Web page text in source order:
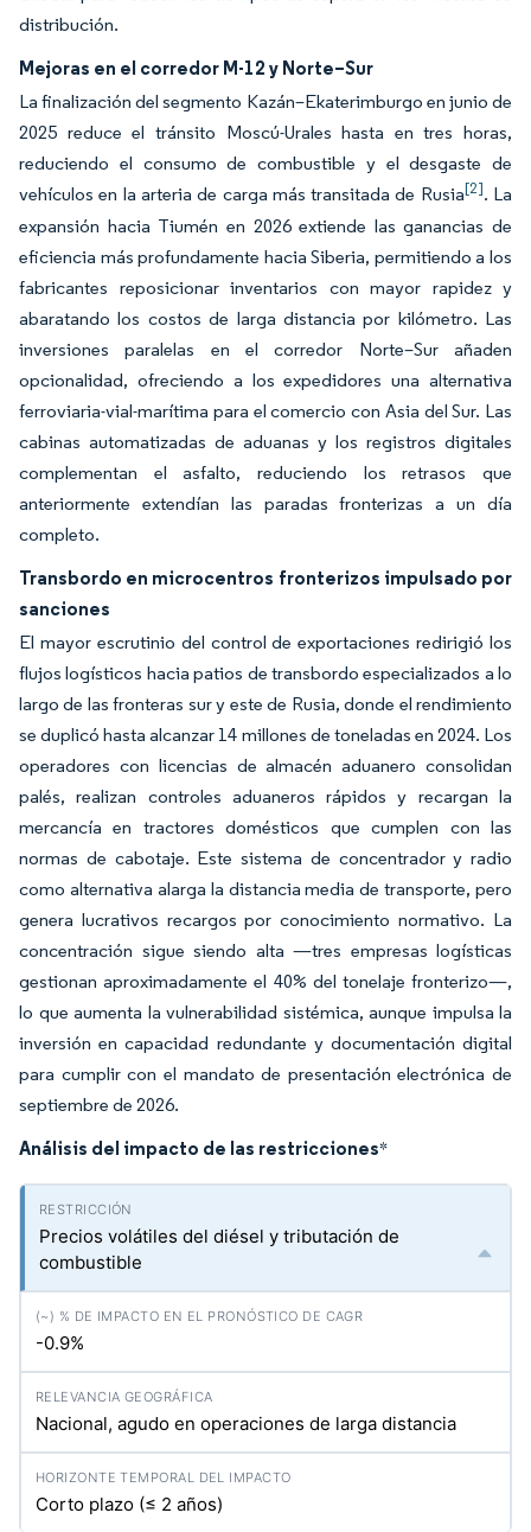
distribución.
Mejoras en el corredor M-12 y Norte–Sur
La finalización del segmento Kazán–Ekaterimburgo en junio de
2025 reduce el tránsito Moscú-Urales hasta en tres horas,
reduciendo el consumo de combustible y el desgaste de
vehículos en la arteria de carga más transitada de Rusia[2]. La
expansión hacia Tiumén en 2026 extiende las ganancias de
eficiencia más profundamente hacia Siberia, permitiendo a los
fabricantes reposicionar inventarios con mayor rapidez y
abaratando los costos de larga distancia por kilómetro. Las
inversiones paralelas en el corredor Norte–Sur añaden
opcionalidad, ofreciendo a los expedidores una alternativa
ferroviaria-vial-marítima para el comercio con Asia del Sur. Las
cabinas automatizadas de aduanas y los registros digitales
complementan el asfalto, reduciendo los retrasos que
anteriormente extendían las paradas fronterizas a un día
completo.
Transbordo en microcentros fronterizos impulsado por
sanciones
El mayor escrutinio del control de exportaciones redirigió los
flujos logísticos hacia patios de transbordo especializados a lo
largo de las fronteras sur y este de Rusia, donde el rendimiento
se duplicó hasta alcanzar 14 millones de toneladas en 2024. Los
operadores con licencias de almacén aduanero consolidan
palés, realizan controles aduaneros rápidos y recargan la
mercancía en tractores domésticos que cumplen con las
normas de cabotaje. Este sistema de concentrador y radio
como alternativa alarga la distancia media de transporte, pero
genera lucrativos recargos por conocimiento normativo. La
concentración sigue siendo alta —tres empresas logísticas
gestionan aproximadamente el 40% del tonelaje fronterizo—,
lo que aumenta la vulnerabilidad sistémica, aunque impulsa la
inversión en capacidad redundante y documentación digital
para cumplir con el mandato de presentación electrónica de
septiembre de 2026.
Análisis del impacto de las restricciones*
Precios volátiles del diésel y tributación de
combustible
-0.9%
Nacional, agudo en operaciones de larga distancia
Corto plazo (≤ 2 años)